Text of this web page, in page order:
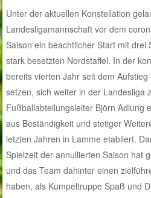
Unter der aktuellen Konstellation
Landesligamannschaft vor dem
Saison ein beachtlicher Start mit drei
stark besetzten Nordstaffel. In der
bereits vierten Jahr seit dem
setzen, sich weiter in der Landesliga
Fußballabteilungsleiter Björn Adlung
aus Beständigkeit und stetiger
letzten Jahren in Lamme etabliert.
Spielzeit der annullierten Saison hat
und das Team dahinter einen
haben, als Kumpeltruppe Spaß und